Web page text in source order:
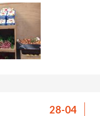
28-04